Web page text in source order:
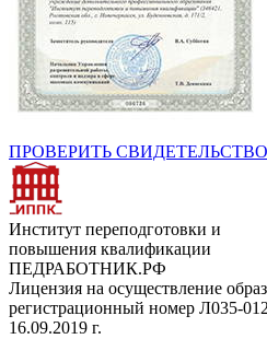
ПРОВЕРИТЬ СВИДЕТЕЛЬСТВО
Институт переподготовки и
повышения квалификации
ПЕДРАБОТНИК.РФ
Лицензия на осуществление
регистрационный номер Л035-
16.09.2019 г.